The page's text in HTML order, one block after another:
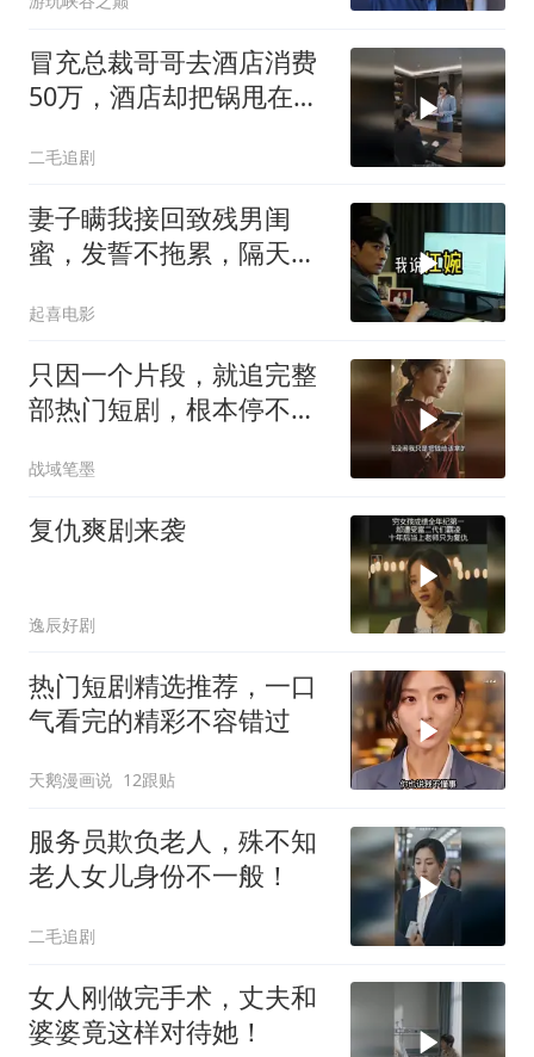
冒充总裁哥哥去酒店消费
50万，酒店却把锅甩在总
二毛追剧
妻子瞒我接回致残男闺
蜜，发誓不拖累，隔天我
起喜电影
只因一个片段，就追完整
部热门短剧，根本停不下
战域笔墨
复仇爽剧来袭
逸辰好剧
热门短剧精选推荐，一口
气看完的精彩不容错过
天鹅漫画说 12跟贴
服务员欺负老人，殊不知
老人女儿身份不一般！
二毛追剧
女人刚做完手术，丈夫和
婆婆竟这样对待她！